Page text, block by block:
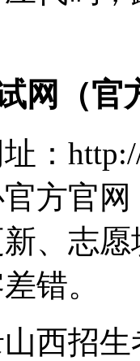
网（官
：
方官
、志
错。
西招